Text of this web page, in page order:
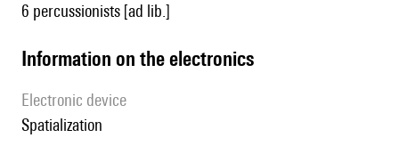
6 percussionists [ad lib.]
Information on the electronics
Electronic device
spatialization